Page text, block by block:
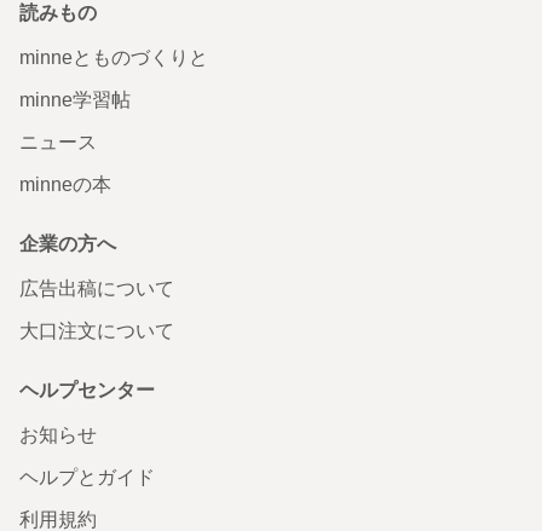
読みもの
minneとものづくりと
minne学習帖
ニュース
minneの本
企業の方へ
広告出稿について
大口注文について
ヘルプセンター
お知らせ
ヘルプとガイド
利用規約